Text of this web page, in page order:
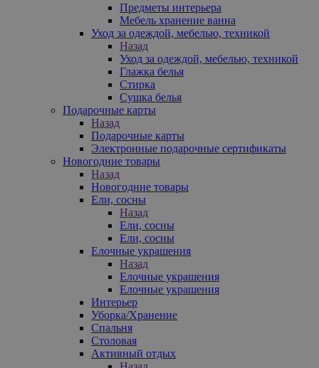
Предметы интерьера
Мебель хранение ванна
Уход за одеждой, мебелью, техникой
Назад
Уход за одеждой, мебелью, техникой
Глажка белья
Стирка
Сушка белья
Подарочные карты
Назад
Подарочные карты
Электронные подарочные сертификаты
Новогодние товары
Назад
Новогодние товары
Ели, сосны
Назад
Ели, сосны
Ели, сосны
Елочные украшения
Назад
Елочные украшения
Елочные украшения
Интерьер
Уборка/Хранение
Спальня
Столовая
Активный отдых